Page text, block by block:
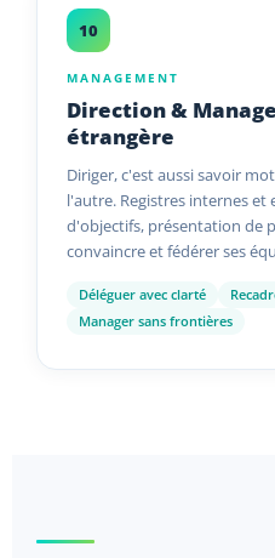
10
MANAGEMENT
Direction &
étrangère
Diriger, c'est aussi savoir
l'autre. Registres internes
d'objectifs, présentation de
convaincre et fédérer ses
Déléguer avec clarté
Manager sans frontières